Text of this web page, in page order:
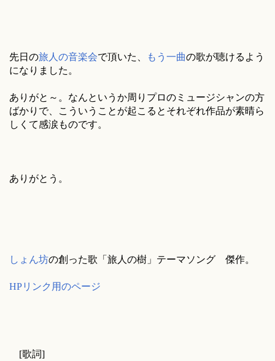
先日の旅人の音楽会で頂いた、 もう一曲の歌が聴けるよう
になりました。
ありがと～。なんというか周りプロのミュージシャンの方
ばかりで、こういうことが起こるとそれぞれ作品が素晴ら
しくて感涙ものです。
ありがとう。
しょん坊の創った歌「旅人の樹」テーマソング 傑作。
HPリンク用のページ
[歌詞]